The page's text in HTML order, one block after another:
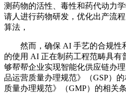
测药物的活性、毒性和药代动力
请人进行药物研发，优化出产流
算法，
然而，确保 AI 手艺的合规性
的使用 AI 正在制药工程范畴具
够帮帮企业实现智能化供应链办
品运营质量办理规范》（GSP）
质量办理规范》（GMP）的相关